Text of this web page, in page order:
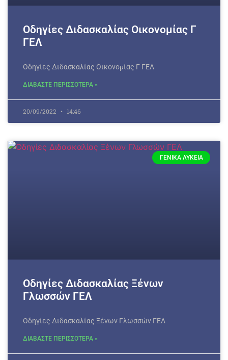
Οδηγίες Διδασκαλίας Οικονομίας Γ
ΓΕΛ
Οδηγίες Διδασκαλίας Οικονομίας Γ ΓΕΛ
ΔΙΑΒΑΣΤΕ ΠΕΡΙΣΣΟΤΕΡΑ »
20/09/2022 14:46
ΓΕΝΙΚΆ ΛΎΚΕΙΑ
Οδηγίες Διδασκαλίας Ξένων
Γλωσσών ΓΕΛ
Οδηγίες Διδασκαλίας Ξένων Γλωσσών ΓΕΛ
ΔΙΑΒΑΣΤΕ ΠΕΡΙΣΣΟΤΕΡΑ »